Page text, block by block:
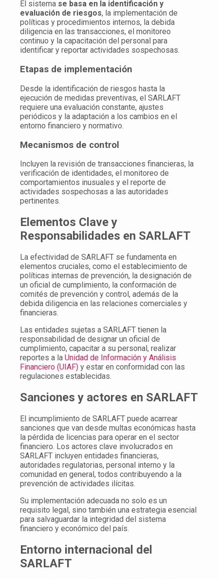
El sistema se basa en la identificación y
evaluación de riesgos, la implementación de
políticas y procedimientos internos, la debida
diligencia en las transacciones, el monitoreo
continuo y la capacitación del personal para
identificar y reportar actividades sospechosas.
Etapas de implementación
Desde la identificación de riesgos hasta la
ejecución de medidas preventivas, el SARLAFT
requiere una evaluación constante, ajustes
periódicos y la adaptación a los cambios en el
entorno financiero y normativo.
Mecanismos de control
Incluyen la revisión de transacciones financieras, la
verificación de identidades, el monitoreo de
comportamientos inusuales y el reporte de
actividades sospechosas a las autoridades
pertinentes.
Elementos Clave y
Responsabilidades en SARLAFT
La efectividad de SARLAFT se fundamenta en
elementos cruciales, como el establecimiento de
políticas internas de prevención, la designación de
un oficial de cumplimiento, la conformación de
comités de prevención y control, además de la
debida diligencia en las relaciones comerciales y
financieras.
Las entidades sujetas a SARLAFT tienen la
responsabilidad de designar un oficial de
cumplimiento, capacitar a su personal, realizar
reportes a la Unidad de Información y Análisis
Financiero (UIAF) y estar en conformidad con las
regulaciones establecidas.
Sanciones y actores en SARLAFT
El incumplimiento de SARLAFT puede acarrear
sanciones que van desde multas económicas hasta
la pérdida de licencias para operar en el sector
financiero. Los actores clave involucrados en
SARLAFT incluyen entidades financieras,
autoridades regulatorias, personal interno y la
comunidad en general, todos contribuyendo a la
prevención de actividades ilícitas.
Su implementación adecuada no solo es un
requisito legal, sino también una estrategia esencial
para salvaguardar la integridad del sistema
financiero y económico del país.
Entorno internacional del
SARLAFT